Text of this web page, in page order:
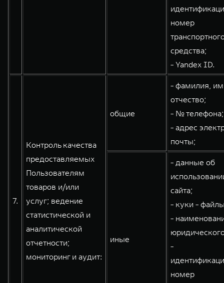
номер
средства;
- Yandex ID.
7.
Контроль качества
предоставляемых
Пользователям
товаров и/или
услуг; ведение
статистической и
аналитической
отчетности;
мониторинг и аудит:
общие
- фамилия,
отчество;
- № телефона;
- адрес
почты;
иные
- данные об
сайта;
- куки -
-
-
номер